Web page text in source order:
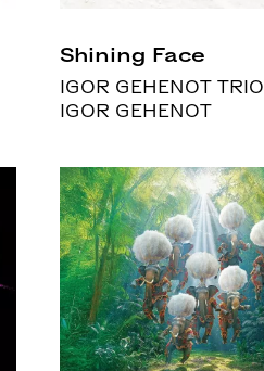
Shining Face
IGOR GEHENOT TRIO
IGOR GEHENOT